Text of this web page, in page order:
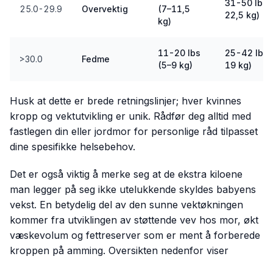
25.0-29.9 Overvektig
(7–11,5
kg)
31-50 lbs
22,5 kg)
>30.0 Fedme
11-20 lbs
(5–9 kg)
25-42 lbs
19 kg)
Husk at dette er brede retningslinjer; hver kvinnes
kropp og vektutvikling er unik. Rådfør deg alltid med
fastlegen din eller jordmor for personlige råd tilpasset
dine spesifikke helsebehov.
Det er også viktig å merke seg at de ekstra kiloene
man legger på seg ikke utelukkende skyldes babyens
vekst. En betydelig del av den sunne vektøkningen
kommer fra utviklingen av støttende vev hos mor, økt
væskevolum og fettreserver som er ment å forberede
kroppen på amming. Oversikten nedenfor viser